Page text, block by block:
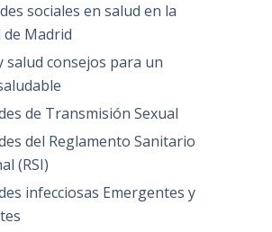
sociales en salud en la
de Madrid
salud consejos para un
de Transmisión Sexual
del Reglamento Sanitario
(RSI)
infecciosas Emergentes y